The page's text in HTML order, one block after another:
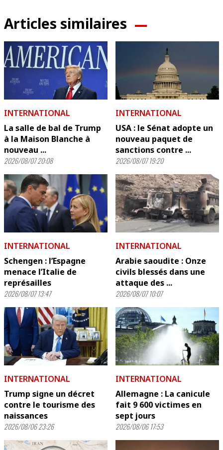
Articles similaires
INTERNATIONAL
La salle de bal de Trump
à la Maison Blanche à
nouveau ...
2026/08/07 20:08
INTERNATIONAL
USA : le Sénat adopte un
nouveau paquet de
sanctions contre ...
2026/08/07 19:20
INTERNATIONAL
Schengen : l’Espagne
menace l’Italie de
représailles
2026/08/07 13:47
INTERNATIONAL
Arabie saoudite : Onze
civils blessés dans une
attaque des ...
2026/08/07 10:07
INTERNATIONAL
Trump signe un décret
contre le tourisme des
naissances
2026/08/06 23:26
INTERNATIONAL
Allemagne : La canicule
fait 9 600 victimes en
sept jours
2026/08/06 17:53